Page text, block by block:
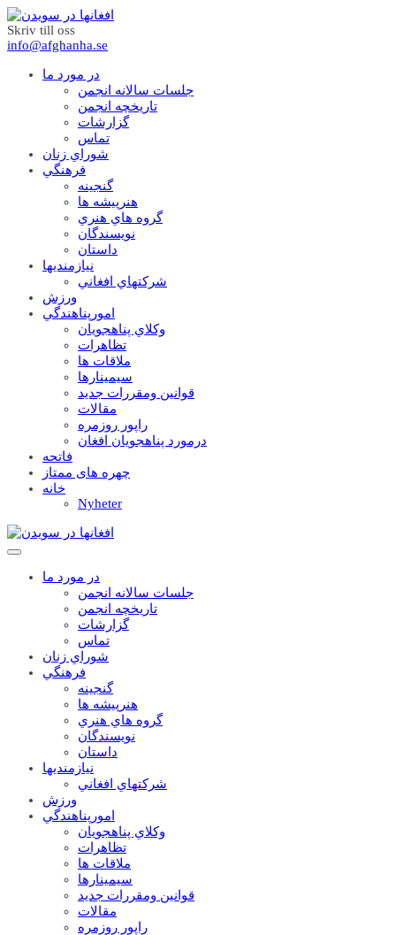
Skriv till oss
info@afghanha.se
در مورد ما
جلسات سالانه انجمن
تاریخچه انجمن
گزارشات
تماس
شوراي زنان
فرهنگي
گنجينه
هنرپيشه ها
گروه هاي هنري
نويسندگان
داستان
نيازمنديها
شرکتهاي افغاني
ورزش
امورپناهندگي
وکلاي پناهجويان
تظاهرات
ملاقات ها
سيمينارها
قوانين ومقررات جديد
مقالات
راپور روزمره
درمورد پناهجويان افغان
فاتحه
چهره های ممتاز
خانه
Nyheter
در مورد ما
جلسات سالانه انجمن
تاریخچه انجمن
گزارشات
تماس
شوراي زنان
فرهنگي
گنجينه
هنرپيشه ها
گروه هاي هنري
نويسندگان
داستان
نيازمنديها
شرکتهاي افغاني
ورزش
امورپناهندگي
وکلاي پناهجويان
تظاهرات
ملاقات ها
سيمينارها
قوانين ومقررات جديد
مقالات
راپور روزمره